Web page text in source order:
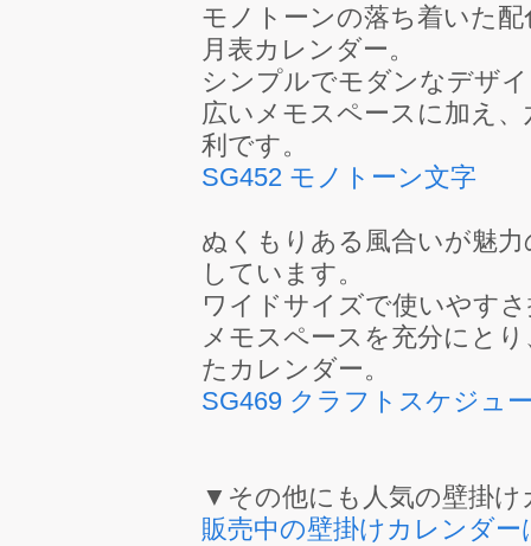
モノトーンの落ち着いた
月表カレンダー。
シンプルでモダンなデザ
広いメモスペースに加え
利です。
SG452 モノトーン文字
ぬくもりある風合いが魅
しています。
ワイドサイズで使いやす
メモスペースを充分にと
たカレンダー。
SG469 クラフトスケジュ
▼その他にも人気の壁掛
販売中の壁掛けカレンダ